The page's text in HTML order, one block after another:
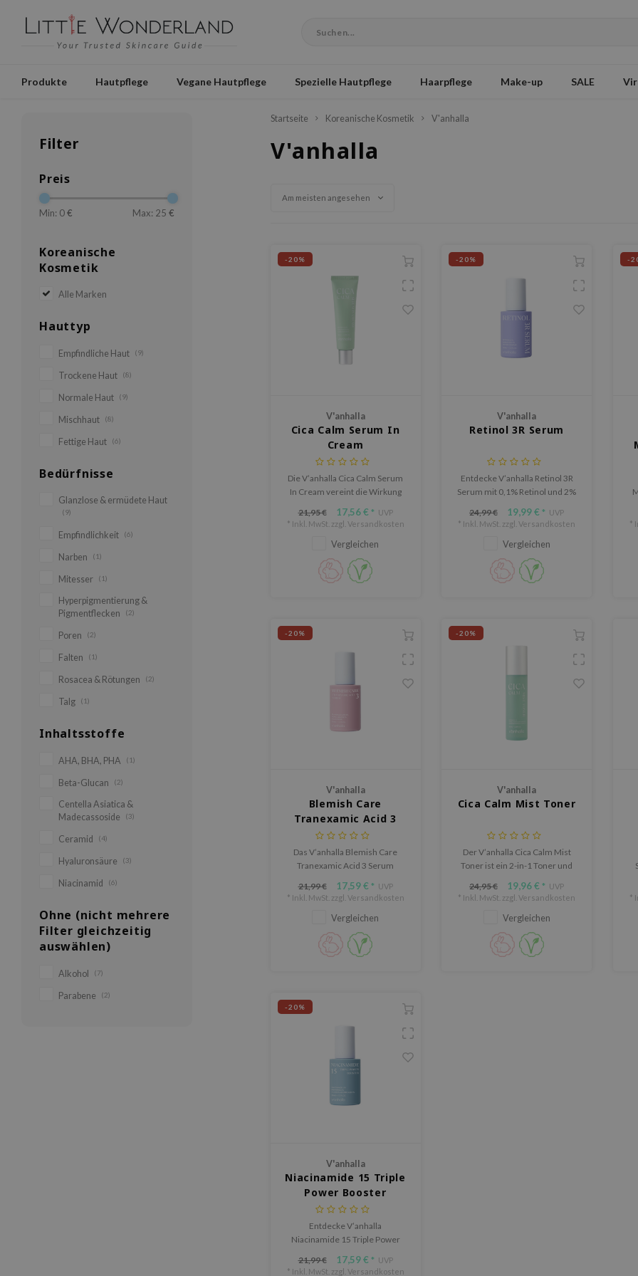
Produkte Hautpflege Vegane Hautpflege Spezielle Hautpflege Haarpflege Make-up SALE
Filter
Preis
Min: 0€ Max: 25 €
Koreanische
Kosmetik
Alle Marken
Hauttyp
Empfindliche Haut (9)
Trockene Haut (8)
Normale Haut (9)
Mischhaut (8)
Fettige Haut (6)
Bedürfnisse
Glanzlose & ermüdete Haut
(9)
Empfindlichkeit (6)
Narben (1)
Mitesser (1)
Hyperpigmentierung &
Pigmentflecken
(2)
Poren (2)
Falten (1)
Rosacea & Rötungen (2)
Talg (1)
Inhaltsstoffe
AHA, BHA, PHA (1)
Beta-Glucan (2)
Centella Asiatica &
Madecassoside
(3)
Ceramid (4)
Hyaluronsäure (3)
Niacinamid (6)
Ohne (nicht mehrere
Filter gleichzeitig
auswählen)
Alkohol (7)
Parabene (2)
Startseite Koreanische Kosmetik V'anhalla
V'anhalla
Am meisten angesehen
-20%
V'anhalla
Cica Calm Serum In
Cream
Die V’anhalla Cica Calm Serum
In Cream vereint die Wirkung
in einer beruhigenden Formel.
21,95 € 17,56 € * UVP
* Inkl. MwSt. zzgl. Versandkosten
Vergleichen
-20%
V'anhalla
Retinol 3R Serum
Entdecke V’anhalla Retinol 3R
Serum mit 0,1% Retinol und 2%
verbessert die Festigkeit und
24,99 € 19,99 € * UVP
* Inkl. MwSt. zzgl. Versandkosten
Vergleichen
-
*
-20%
V'anhalla
Blemish Care
Tranexamic Acid 3
Serum
Das V’anhalla Blemish Care
Tranexamic Acid 3 Serum
Pigmentflecken, Unreinheiten
Teint zu behandeln.
21,99 € 17,59 € * UVP
* Inkl. MwSt. zzgl. Versandkosten
Vergleichen
-20%
V'anhalla
Cica Calm Mist Toner
Der V’anhalla Cica Calm Mist
Toner ist ein 2-in-1 Toner und
hydratisiert.
24,95 € 19,96 € * UVP
* Inkl. MwSt. zzgl. Versandkosten
Vergleichen
*
-20%
V'anhalla
Niacinamide 15 Triple
Power Booster
Entdecke V’anhalla
Niacinamide 15 Triple Power
Verfeinert Poren, beruhigt
21,99 € 17,59 € * UVP
* Inkl. MwSt. zzgl. Versandkosten